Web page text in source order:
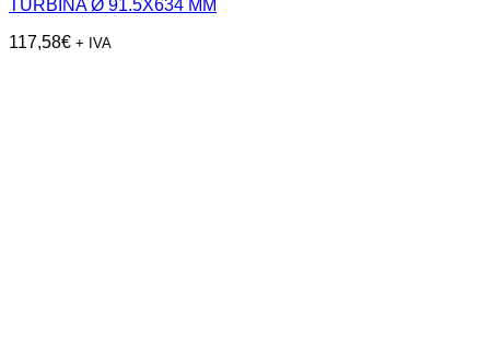
TURBINA Ø 91.5X634 MM
117,58€ + IVA